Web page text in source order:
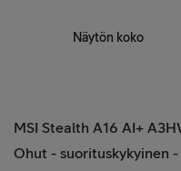
Näytön koko
MSI Stealth A16 AI+
Ohut - suorituskykyinen